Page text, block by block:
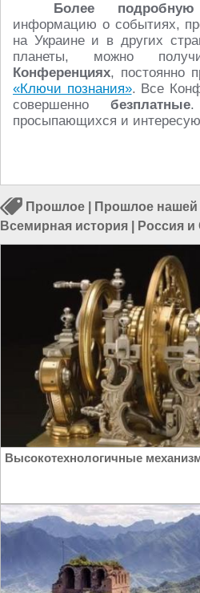
Более подробную
информацию о событиях,
на Украине и в других
планеты, можно
Конференциях, постоянно
«Ключи познания». Все
совершенно безплатные.
просыпающихся и
Прошлое Прошлое нашей
Всемирная история
Россия
Высокотехнологичные